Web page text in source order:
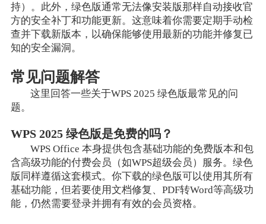
持）。此外，绿色版通常无法像安装版那样自动接收官
方的安全补丁和功能更新。这意味着你需要定期手动检
查并下载新版本，以确保能够使用最新的功能并修复已
知的安全漏洞。
常见问题解答
这里回答一些关于WPS 2025 绿色版最常见的问
题。
WPS 2025 绿色版是免费的吗？
WPS Office 本身提供包含基础功能的免费版本和包
含高级功能的付费会员（如WPS超级会员）服务。绿色
版同样遵循这套模式。你下载的绿色版可以使用其所有
基础功能，但若要使用文档修复、PDF转Word等高级功
能，仍然需要登录并拥有有效的会员资格。